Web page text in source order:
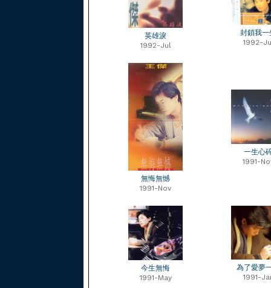
英雄淚
1992-Jul
封鎖我一
1992-
無悔無憾
1991-Nov
一生心
1991-
今生無悔
1991-May
為了愛夢
1991-